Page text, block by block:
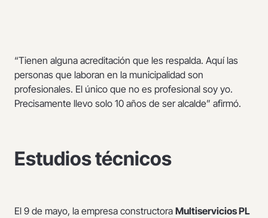
“Tienen alguna acreditación que les respalda. Aquí las
personas que laboran en la municipalidad son
profesionales. El único que no es profesional soy yo.
Precisamente llevo solo 10 años de ser alcalde” afirmó.
Estudios técnicos
El 9 de mayo, la empresa constructora Multiservicios PL